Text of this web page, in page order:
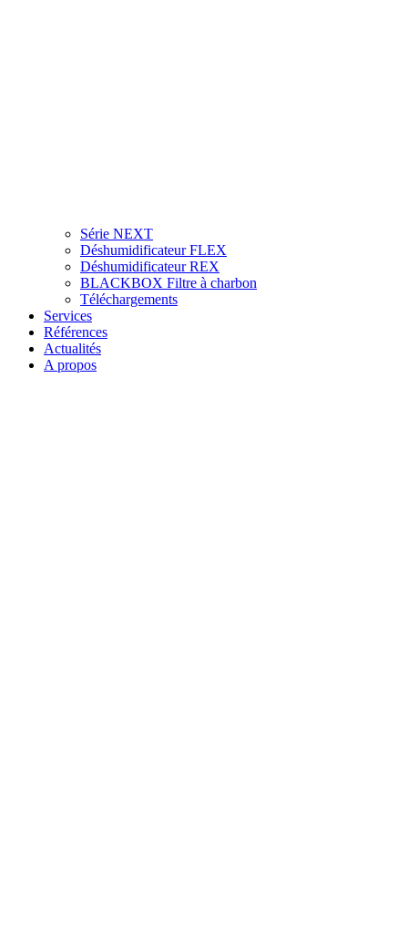
Série NEXT
Déshumidificateur FLEX
Déshumidificateur REX
BLACKBOX Filtre à charbon
Téléchargements
Services
Références
Actualités
A propos